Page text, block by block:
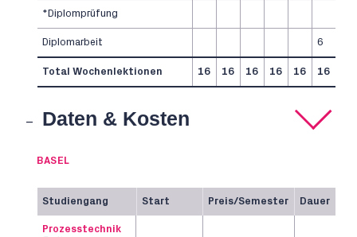
*Diplomprüfung
Diplomarbeit 6
Total Wochenlektionen 16 16 16 16 16 16
Daten & Kosten
BASEL
Studiengang Start Preis/Semester Dauer
Prozesstechnik